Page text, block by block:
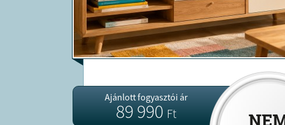
Ajánlott fogyasztói ár
89 990Ft